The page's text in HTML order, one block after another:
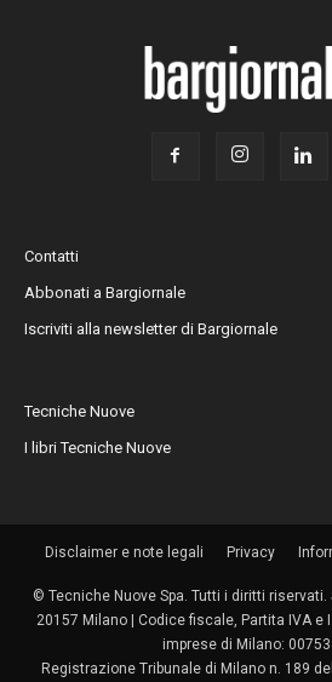
Contatti
Abbonati a Bargiornale
Iscriviti alla newsletter di Bargiornale
Tecniche Nuove
I libri Tecniche Nuove
Disclaimer e note legali Privacy
© Tecniche Nuove Spa. Tutti i diritti riservati.
20157 Milano | Codice fiscale, Partita IVA
imprese di Milano:
Registrazione Tribunale di Milano n. 189